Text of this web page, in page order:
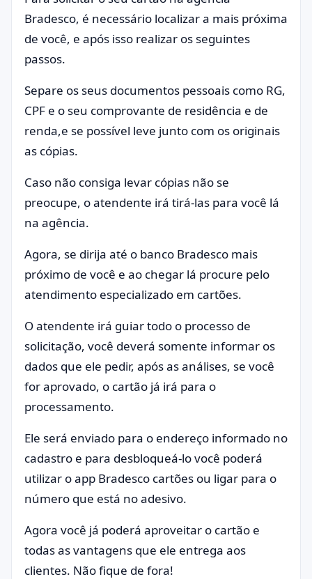
Bradesco, é necessário localizar a mais próxima
de você, e após isso realizar os seguintes
passos.
Separe os seus documentos pessoais como RG,
CPF e o seu comprovante de residência e de
renda,e se possível leve junto com os originais
as cópias.
Caso não consiga levar cópias não se
preocupe, o atendente irá tirá-las para você lá
na agência.
Agora, se dirija até o banco Bradesco mais
próximo de você e ao chegar lá procure pelo
atendimento especializado em cartões.
O atendente irá guiar todo o processo de
solicitação, você deverá somente informar os
dados que ele pedir, após as análises, se você
for aprovado, o cartão já irá para o
processamento.
Ele será enviado para o endereço informado no
cadastro e para desbloqueá-lo você poderá
utilizar o app Bradesco cartões ou ligar para o
número que está no adesivo.
Agora você já poderá aproveitar o cartão e
todas as vantagens que ele entrega aos
clientes. Não fique de fora!